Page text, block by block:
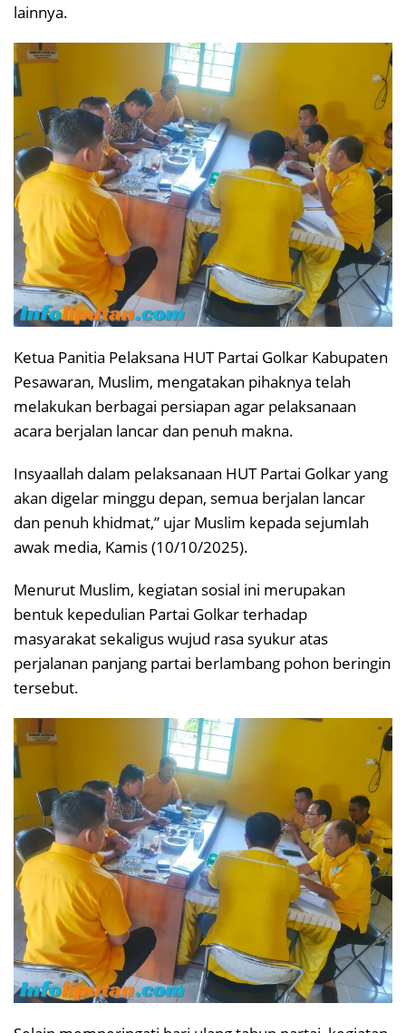
lainnya.
Ketua Panitia Pelaksana HUT Partai Golkar Kabupaten
Pesawaran, Muslim, mengatakan pihaknya telah
melakukan berbagai persiapan agar pelaksanaan
acara berjalan lancar dan penuh makna.
Insyaallah dalam pelaksanaan HUT Partai Golkar yang
akan digelar minggu depan, semua berjalan lancar
dan penuh khidmat,” ujar Muslim kepada sejumlah
awak media, Kamis (10/10/2025).
Menurut Muslim, kegiatan sosial ini merupakan
bentuk kepedulian Partai Golkar terhadap
masyarakat sekaligus wujud rasa syukur atas
perjalanan panjang partai berlambang pohon beringin
tersebut.